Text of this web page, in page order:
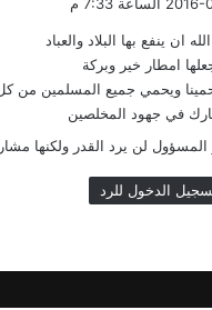
ان ينفع بها البلاد والعباد
امطار خير وبركة
ويحمي جميع المسلمين من
في جهود المخلصين
لن يرد القدر ولكنها
الدخول للرد